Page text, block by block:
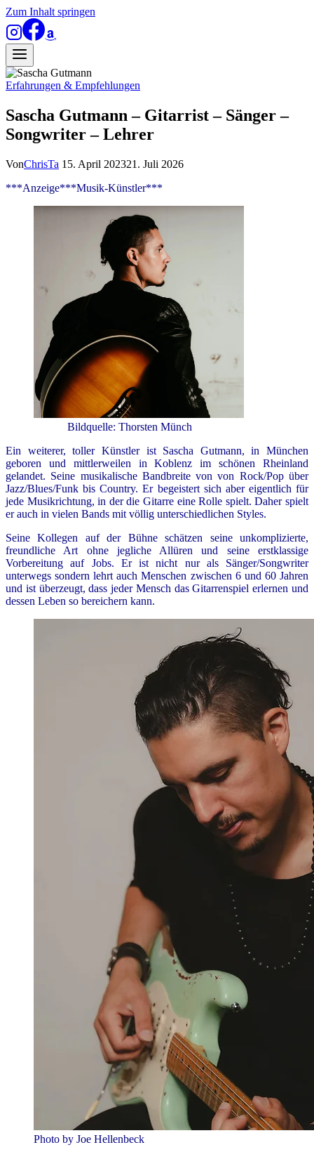
Zum Inhalt springen
Erfahrungen & Empfehlungen
Sascha Gutmann – Gitarrist – Sänger –
Songwriter – Lehrer
VonChrisTa 15. April 202321. Juli 2026
***Anzeige***Musik-Künstler***
Bildquelle: Thorsten Münch
Ein weiterer, toller Künstler ist Sascha Gutmann, in München
geboren und mittlerweilen in Koblenz im schönen Rheinland
gelandet. Seine musikalische Bandbreite von von Rock/Pop über
Jazz/Blues/Funk bis Country. Er begeistert sich aber eigentlich für
jede Musikrichtung, in der die Gitarre eine Rolle spielt. Daher spielt
er auch in vielen Bands mit völlig unterschiedlichen Styles.
Seine Kollegen auf der Bühne schätzen seine unkomplizierte,
freundliche Art ohne jegliche Allüren und seine erstklassige
Vorbereitung auf Jobs. Er ist nicht nur als Sänger/Songwriter
unterwegs sondern lehrt auch Menschen zwischen 6 und 60 Jahren
und ist überzeugt, dass jeder Mensch das Gitarrenspiel erlernen und
dessen Leben so bereichern kann.
Photo by Joe Hellenbeck